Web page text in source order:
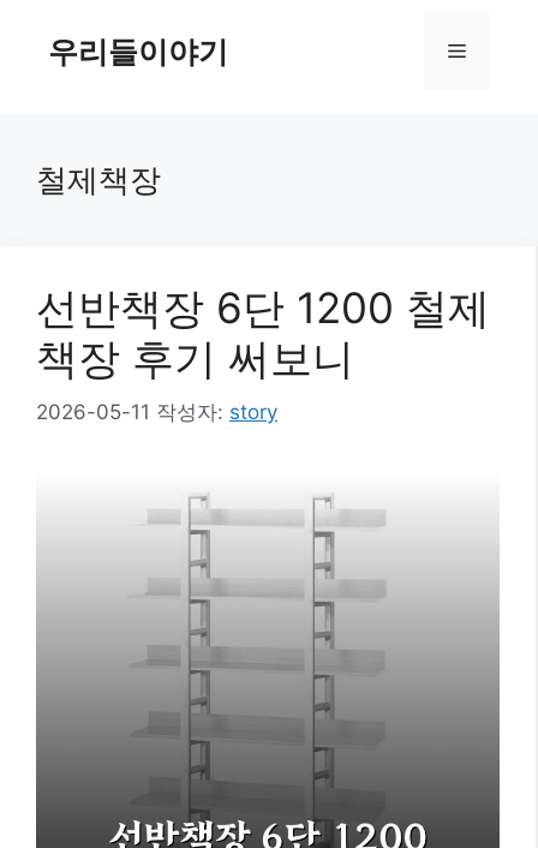
우리들이야기 메
철제책장
선반책장 6단 1200 철제
책장 후기 써보니
2026-05-11 작성자: story